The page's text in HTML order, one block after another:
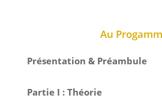
Au
Présentation & Préambule
Partie I : Théorie